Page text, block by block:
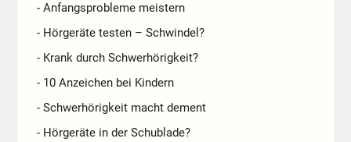
- Anfangsprobleme meistern
- Hörgeräte testen – Schwindel?
- Krank durch Schwerhörigkeit?
- 10 Anzeichen bei Kindern
- Schwerhörigkeit macht dement
- Hörgeräte in der Schublade?